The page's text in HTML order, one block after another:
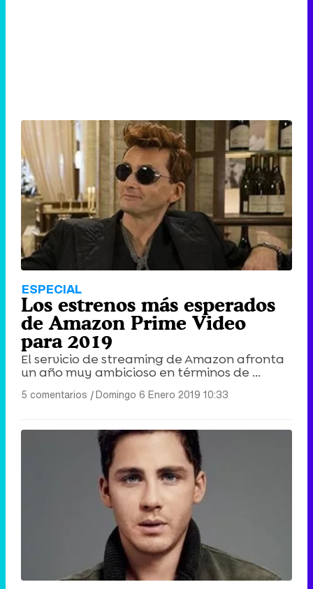
ESPECIAL
Los estrenos más esperados
de Amazon Prime Video
para 2019
El servicio de streaming de Amazon afronta
un año muy ambicioso en términos de ...
5 comentarios |Domingo 6 Enero 2019 10:33